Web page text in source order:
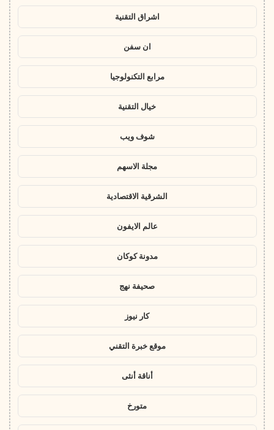
اشراق التقنية
ان سفن
مرابع التكنولوجيا
خيال التقنية
شوف ويب
مجلة الاسهم
الشرقية الاقتصادية
عالم الايفون
مدونة كوكان
صحيفة نهج
كار نيوز
موقع خبرة التقني
أناقة أنثى
متورخ